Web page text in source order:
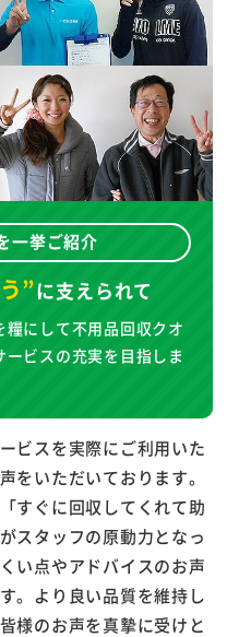
一挙ご紹介
”に支えられて
にして不用品回収クオ
ビスの充実を目指しま
ビスを実際にご利用いた
をいただいております。
すぐに回収してくれて助
スタッフの原動力となっ
い点やアドバイスのお声
。より良い品質を維持し
様のお声を真摯に受けと